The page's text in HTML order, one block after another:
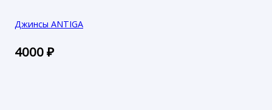
Джинсы ANTIGA
4000₽